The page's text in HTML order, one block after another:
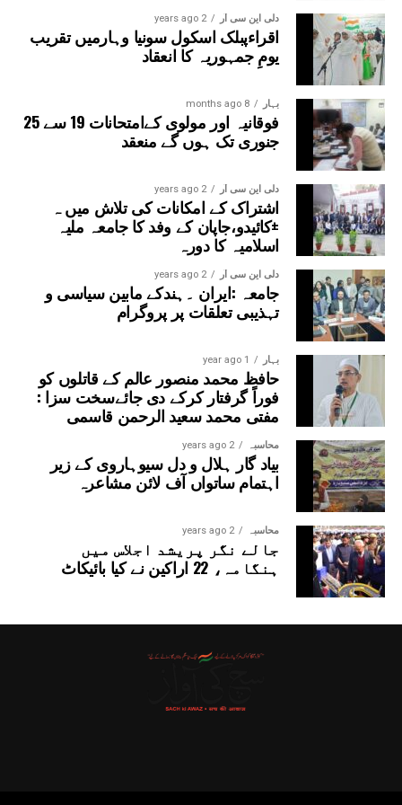
دلی این سی آر 2 years ago
اقراءپبلک اسکول سونیا وہارمیں تقریب
یومِ جمہوریہ کا انعقاد
بہار 8 months ago
فوقانیہ اور مولوی کےامتحانات 19 سے 25
جنوری تک ہوں گے منعقد
دلی این سی آر 2 years ago
اشتراک کے امکانات کی تلاش میں ہ
±کائیدو،جاپان کے وفد کا جامعہ ملیہ
اسلامیہ کا دورہ
دلی این سی آر 2 years ago
جامعہ :ایران ۔ہندکے مابین سیاسی و
تہذیبی تعلقات پر پروگرام
بہار 1 year ago
حافظ محمد منصور عالم کے قاتلوں کو
فوراً گرفتار کرکے دی جائےسخت سزا :
مفتی محمد سعید الرحمن قاسمی
محاسبہ 2 years ago
بیاد گار ہلال و دل سیوہاروی کے زیر
اہتمام ساتواں آف لائن مشاعرہ
محاسبہ 2 years ago
جالے نگر پریشد اجلاس میں
ہنگامہ، 22 اراکین نے کیا بائیکاٹ